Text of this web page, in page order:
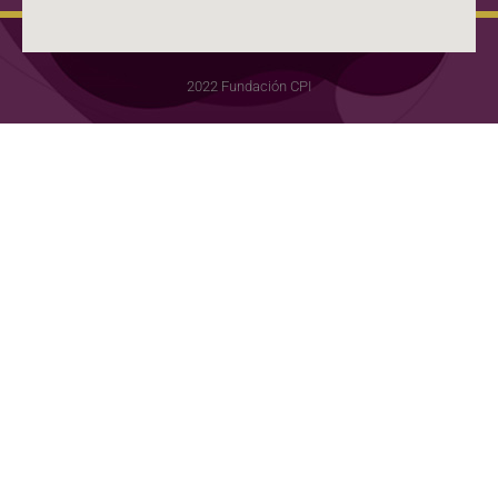
2022 Fundación CPI